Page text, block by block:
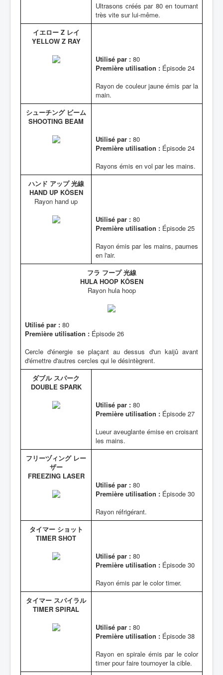
Ultrasons créés par 80 en tournant
très vite sur lui-même.
イエロー Z レイ
YELLOW Z RAY
Utilisé par : 80
Première utilisation : Épisode 24
Rayon de couleur jaune émis par la
main.
シューチング ビーム
SHOOTING BEAM
Utilisé par : 80
Première utilisation : Épisode 24
Rayons émis en vol par les mains.
ハンド アップ 光線
HAND UP KÔSEN
Rayon hand up
Utilisé par : 80
Première utilisation : Épisode 25
Rayon émis par les mains, paumes
en l'air.
フラ フープ 光線
HULA HOOP KÔSEN
Rayon hula hoop
Utilisé par : 80
Première utilisation : Épisode 26
Cercle d'énergie se plaçant au dessus d'un kaijû avant
d'émettre d'autres cercles qui le désintègrent.
ダブル スパーク
DOUBLE SPARK
Utilisé par : 80
Première utilisation : Épisode 27
Lueur aveuglante émise en croisant
les mains.
フリーヅィング レー
ザー
FREEZING LASER
Utilisé par : 80
Première utilisation : Épisode 30
Rayon réfrigérant.
タイマー ショット
TIMER SHOT
Utilisé par : 80
Première utilisation : Épisode 30
Rayon émis par le color timer.
タイマー スパイラル
TIMER SPIRAL
Utilisé par : 80
Première utilisation : Épisode 38
Rayon en spirale émis par le color
timer pour faire tournoyer la cible.